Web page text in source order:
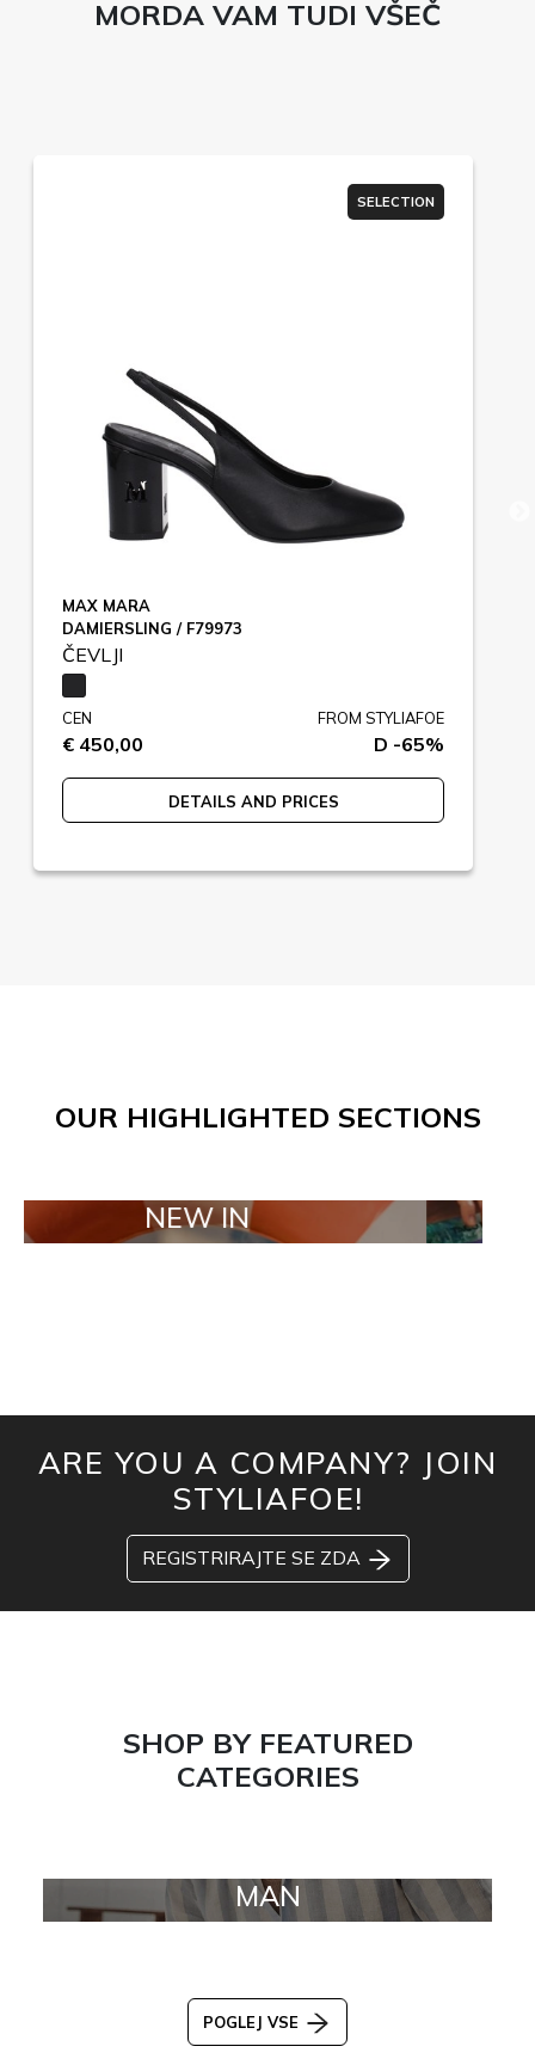
MORDA VAM TUDI VŠEČ
SELECTION
MAX MARA
DAMIERSLING / F79973
ČEVLJI
CEN
€ 450,00
FROM STYLIAFOE
D -65%
DETAILS AND PRICES
OUR HIGHLIGHTED SECTIONS
NEW IN TAILOR
ARE YOU A COMPANY? JOIN
STYLIAFOE!
REGISTRIRAJTE SE ZDA
SHOP BY FEATURED
CATEGORIES
MAN
POGLEJ VSE